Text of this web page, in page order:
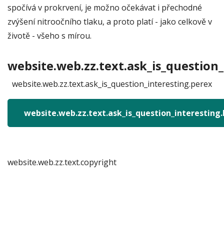
spočívá v prokrvení, je možno očekávat i přechodné
zvýšení nitroočního tlaku, a proto platí - jako celkově v
životě - všeho s mírou.
website.web.zz.text.ask_is_question_interesting.perex
website.web.zz.text.copyright